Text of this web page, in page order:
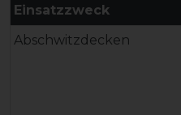
Einsatzzweck
Abschwitzdecken